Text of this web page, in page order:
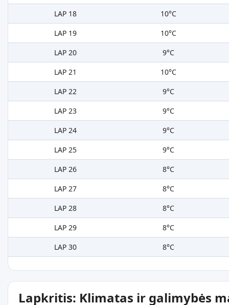
LAP 18
10°C
LAP 19
10°C
LAP 20
9°C
LAP 21
10°C
LAP 22
9°C
LAP 23
9°C
LAP 24
9°C
LAP 25
9°C
LAP 26
8°C
LAP 27
8°C
LAP 28
8°C
LAP 29
8°C
LAP 30
8°C
Lapkritis: Klimatas ir galimybės